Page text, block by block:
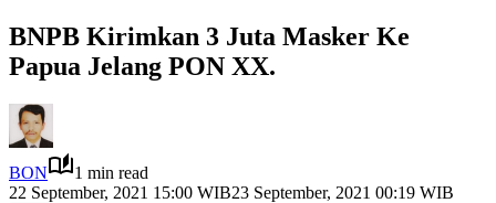
BNPB Kirimkan 3 Juta Masker Ke
Papua Jelang PON XX.
BON
1 min read
22 September, 2021 15:00 WIB23 September, 2021 00:19 WIB